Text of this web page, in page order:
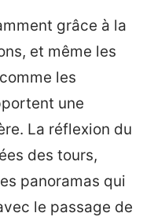
grâce à la
et même les
les
une
La réflexion du
des tours,
panoramas qui
le passage de